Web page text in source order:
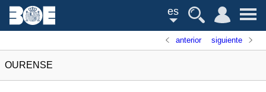
es
anterior siguiente
OURENSE